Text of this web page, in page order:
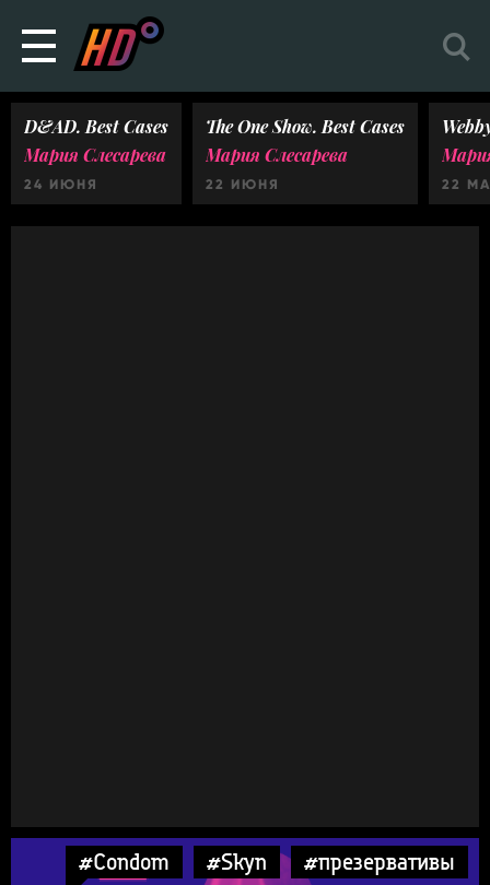
D&AD. Best Cases
Мария Слесарева
24 ИЮНЯ
The One Show. Best Cases
Мария Слесарева
22 ИЮНЯ 22
#Condom #Skyn #презервативы